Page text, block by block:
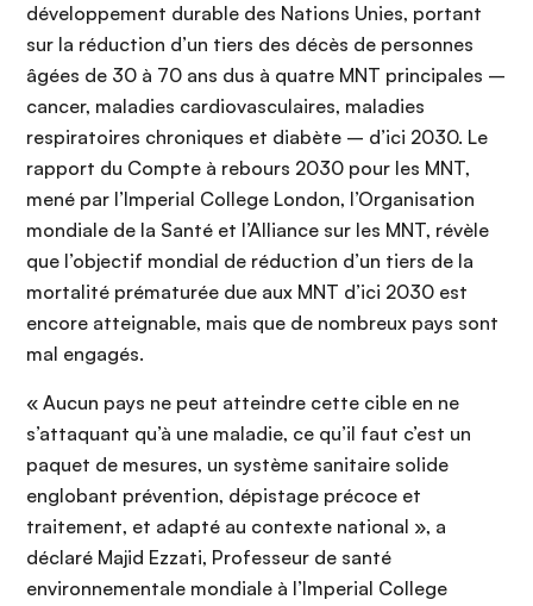
développement durable des Nations Unies, portant
sur la réduction d’un tiers des décès de personnes
âgées de 30 à 70 ans dus à quatre MNT principales –
cancer, maladies cardiovasculaires, maladies
respiratoires chroniques et diabète – d’ici 2030. Le
rapport du Compte à rebours 2030 pour les MNT,
mené par l’Imperial College London, l’Organisation
mondiale de la Santé et l’Alliance sur les MNT, révèle
que l’objectif mondial de réduction d’un tiers de la
mortalité prématurée due aux MNT d’ici 2030 est
encore atteignable, mais que de nombreux pays sont
mal engagés.
« Aucun pays ne peut atteindre cette cible en ne
s’attaquant qu’à une maladie, ce qu’il faut c’est un
paquet de mesures, un système sanitaire solide
englobant prévention, dépistage précoce et
traitement, et adapté au contexte national », a
déclaré Majid Ezzati, Professeur de santé
environnementale mondiale à l’Imperial College